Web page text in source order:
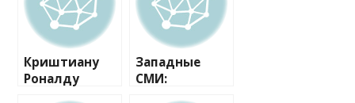
Криштиану
Роналду
Западные
СМИ: